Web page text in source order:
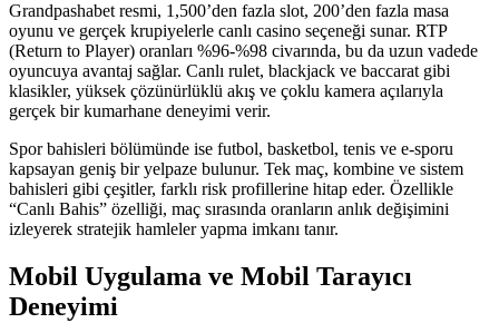
Grandpashabet resmi, 1,500’den fazla slot, 200’den fazla masa
oyunu ve gerçek krupiyelerle canlı casino seçeneği sunar. RTP
(Return to Player) oranları %96‑%98 civarında, bu da uzun vadede
oyuncuya avantaj sağlar. Canlı rulet, blackjack ve baccarat gibi
klasikler, yüksek çözünürlüklü akış ve çoklu kamera açılarıyla
gerçek bir kumarhane deneyimi verir.
Spor bahisleri bölümünde ise futbol, basketbol, tenis ve e‑sporu
kapsayan geniş bir yelpaze bulunur. Tek maç, kombine ve sistem
bahisleri gibi çeşitler, farklı risk profillerine hitap eder. Özellikle
“Canlı Bahis” özelliği, maç sırasında oranların anlık değişimini
izleyerek stratejik hamleler yapma imkanı tanır.
Mobil Uygulama ve Mobil Tarayıcı
Deneyimi